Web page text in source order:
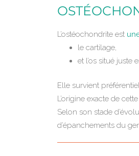
L’ostéochondrite est
le cartilage,
et l’os situé juste
Elle survient
L’origine exacte de
Selon son stade
d’épanchements du